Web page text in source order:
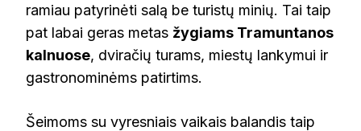
ramiau patyrinėti salą be turistų minių. Tai taip
pat labai geras metas žygiams Tramuntanos
kalnuose, dviračių turams, miestų lankymui ir
gastronominėms patirtims.
Šeimoms su vyresniais vaikais balandis taip